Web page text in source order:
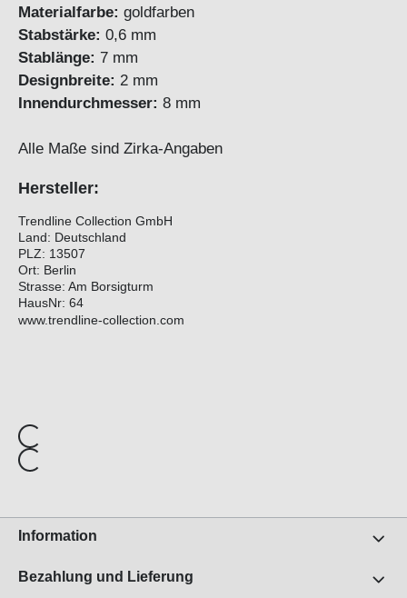
Materialfarbe: goldfarben
Stabstärke: 0,6 mm
Stablänge: 7 mm
Designbreite: 2 mm
Innendurchmesser: 8 mm
Alle Maße sind Zirka-Angaben
Hersteller:
Trendline Collection GmbH
Land: Deutschland
PLZ: 13507
Ort: Berlin
Strasse: Am Borsigturm
HausNr: 64
www.trendline-collection.com
Information
Bezahlung und Lieferung